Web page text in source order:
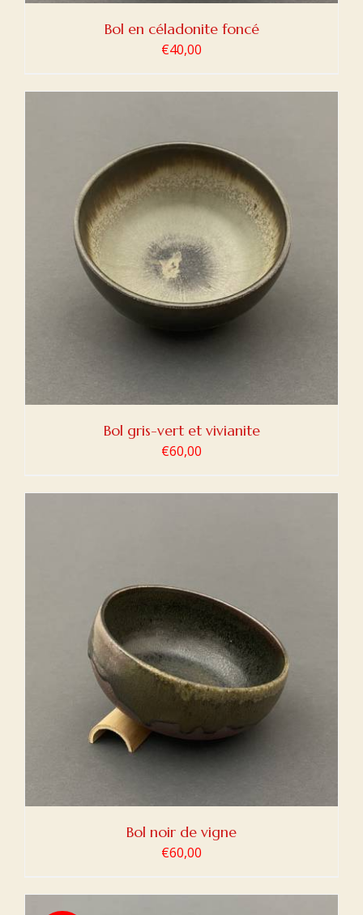
Bol en céladonite foncé
€40,00
Bol gris-vert et vivianite
€60,00
Bol noir de vigne
€60,00